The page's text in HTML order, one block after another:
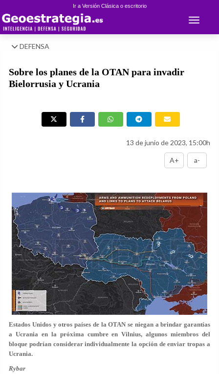
Ir a Versión Clásica o escritorio
Toggle
DEFENSA
Sobre los planes de la OTAN para invadir
Bielorrusia y Ucrania
13 de junio de 2023, 15:00h
A+ a-
Estados Unidos y otros países de la OTAN se niegan a brindar garantías
a Ucrania en la próxima cumbre enVilnius, algunos miembros del
bloque podrían considerar individualmente la opción de enviar tropas a
Ucrania.
Rybar